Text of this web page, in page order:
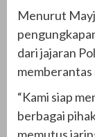
Menurut
dari jajaran
“Kami siap
berbagai